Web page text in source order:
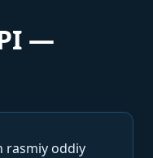
—
rasmiy oddiy